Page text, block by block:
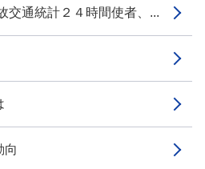
通統計２４時間使者、...
向